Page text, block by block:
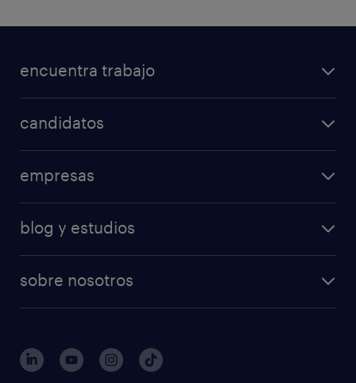
encuentra trabajo
candidatos
empresas
blog y estudios
sobre nosotros